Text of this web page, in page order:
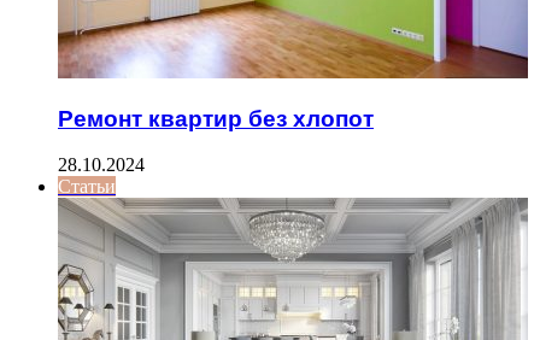
Ремонт квартир без хлопот
28.10.2024
Статьи